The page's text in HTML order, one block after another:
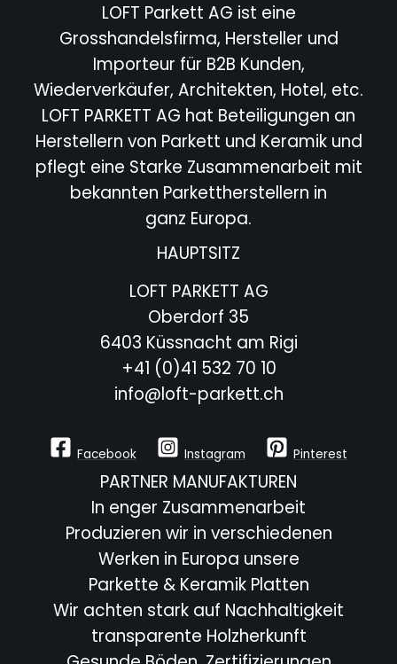
LOFT Parkett AG ist eine
Grosshandelsfirma, Hersteller und
Importeur für B2B Kunden,
Wiederverkäufer, Architekten, Hotel, etc.
LOFT PARKETT AG hat Beteiligungen an
Herstellern von Parkett und Keramik und
pflegt eine Starke Zusammenarbeit mit
bekannten Parkettherstellern in
ganz Europa.
HAUPTSITZ
LOFT PARKETT AG
Oberdorf 35
6403 Küssnacht am Rigi
+41 (0)41 532 70 10
info@loft-parkett.ch
Facebook Instagram Pinterest
PARTNER MANUFAKTUREN
In enger Zusammenarbeit
Produzieren wir in verschiedenen
Werken in Europa unsere
Parkette & Keramik Platten
Wir achten stark auf Nachhaltigkeit
transparente Holzherkunft